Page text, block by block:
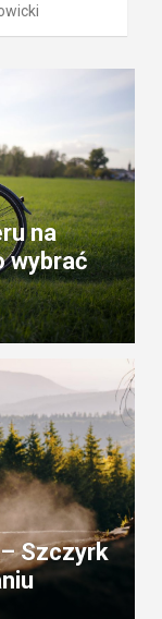
na
wybrać
Szczyrk